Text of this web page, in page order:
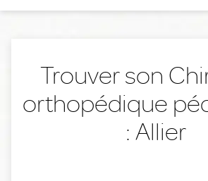
Trouver son
orthopédique
: Allier